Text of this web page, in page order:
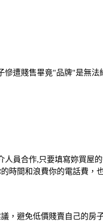
遭賤售畢竟"品牌"是無
員合作,只要填寫妳買屋
時間和浪費你的電話費，
，避免低價賤賣自己的房